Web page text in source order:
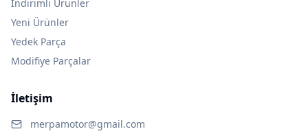
İndirimli Ürünler
Yeni Ürünler
Yedek Parça
Modifiye Parçalar
İletişim
merpamotor@gmail.com